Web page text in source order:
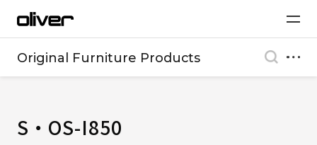
Original Furniture Products
S・OS-I850